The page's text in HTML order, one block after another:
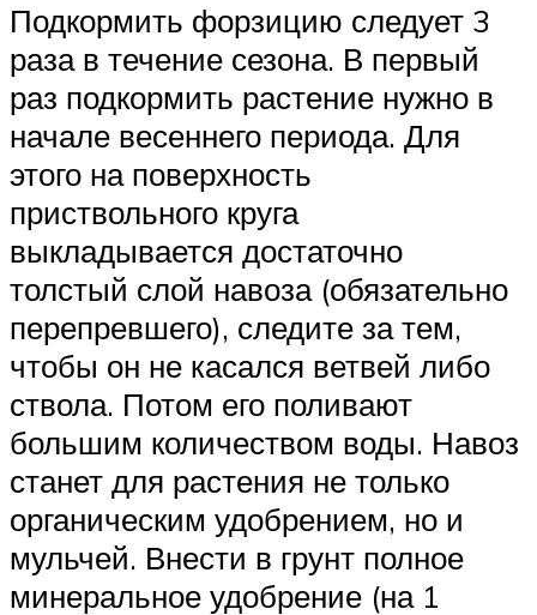
Подкормить форзицию следует 3
раза в течение сезона. В первый
раз подкормить растение нужно в
начале весеннего периода. Для
этого на поверхность
приствольного круга
выкладывается достаточно
толстый слой навоза (обязательно
перепревшего), следите за тем,
чтобы он не касался ветвей либо
ствола. Потом его поливают
большим количеством воды. Навоз
станет для растения не только
органическим удобрением, но и
мульчей. Внести в грунт полное
минеральное удобрение (на 1